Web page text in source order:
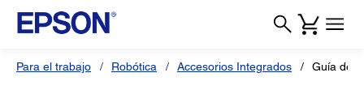
Para el trabajo Robótica Accesorios Integrados Guía de